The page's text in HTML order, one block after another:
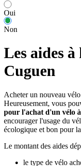
Oui
Non
Les aides à
Cuguen
Acheter un nouveau
Heureusement, vous
pour l'achat d'un vélo
encourager l'usage du
écologique et bon pour
Le montant des aides
le type de vélo